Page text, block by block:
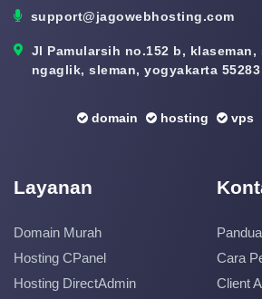
support@jagowebhosting.com
Jl Pamularsih no.152 b,
ngaglik, sleman, yogyakarta 55283
domain hosting vps
Layanan
Domain Murah
Hosting CPanel
Hosting DirectAdmin
Cara
Client